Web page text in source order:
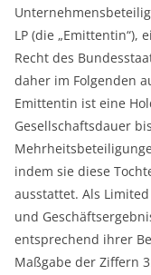
LP (die „Emittentin“),
Recht des
daher im Folgenden
Emittentin ist eine
Gesellschaftsdauer
indem sie diese
ausstattet. Als
und
entsprechend ihrer
Maßgabe der Ziffern